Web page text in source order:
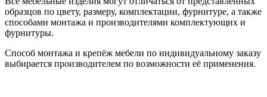
образцов по цвету, размеру, комплектации, фурнитуре, а также
способами монтажа и производителями комплектующих и
фурнитуры.
Способ монтажа и крепёж мебели по индивидуальному заказу
выбирается производителем по возможности её применения.